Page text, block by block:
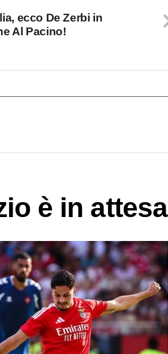
ecco De Zerbi in
Al Pacino!
è in attesa